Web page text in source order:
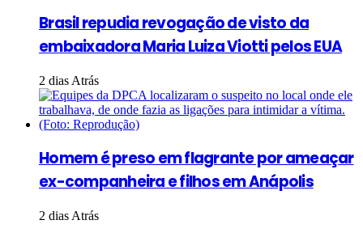
Brasil repudia revogação de visto da
embaixadora Maria Luiza Viotti pelos EUA
2 dias Atrás
Homem é preso em flagrante por ameaçar
ex-companheira e filhos em Anápolis
2 dias Atrás